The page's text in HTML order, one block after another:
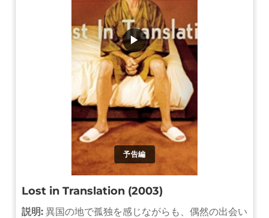
予告編
▶
Lost in Translation (2003)
説明: 異国の地で孤独を感じながらも、偶然の出会い